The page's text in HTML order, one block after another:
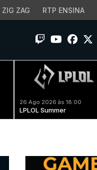
ZIG ZAG RTP ENSINA
26 Ago 2026 às 18:00
LPLOL Summer